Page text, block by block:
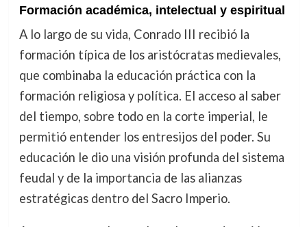
Formación académica, intelectual y espiritual
A lo largo de su vida, Conrado III recibió la
formación típica de los aristócratas medievales,
que combinaba la educación práctica con la
formación religiosa y política. El acceso al saber
del tiempo, sobre todo en la corte imperial, le
permitió entender los entresijos del poder. Su
educación le dio una visión profunda del sistema
feudal y de la importancia de las alianzas
estratégicas dentro del Sacro Imperio.